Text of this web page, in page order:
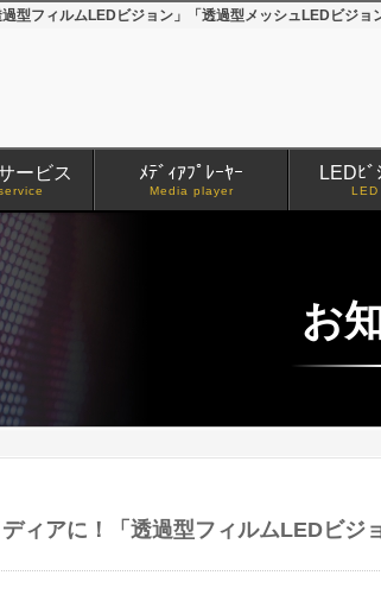
型フィルムLEDビジョン」「透過型メッシュLEDビジ
ービス ﾒﾃﾞｨｱﾌﾟﾚｰﾔｰ
Media player
LEDﾋﾞ
お
ィアに！「透過型フィルムLEDビジ